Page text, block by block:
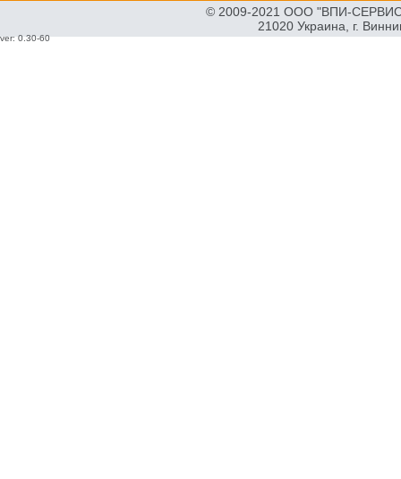
© 2009-2021 ООО "ВПИ-
21020 Украина, г.
ver: 0.30-60